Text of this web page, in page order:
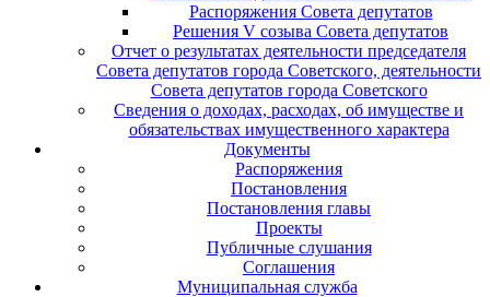
Распоряжения Совета депутатов
Решения V созыва Совета депутатов
Отчет о результатах деятельности председателя
Совета депутатов города Советского, деятельности
Совета депутатов города Советского
Сведения о доходах, расходах, об имуществе и
обязательствах имущественного характера
Документы
Распоряжения
Постановления
Постановления главы
Проекты
Публичные слушания
Соглашения
Муниципальная служба